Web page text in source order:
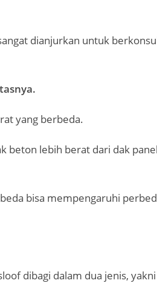
dianjurkan untuk
yang berbeda.
beton lebih berat dari dak
bisa mempengaruhi
dibagi dalam dua jenis,